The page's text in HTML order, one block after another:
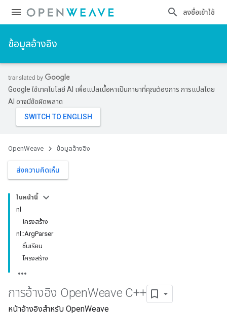
ลงชื่อเข้าใช้
ข้อมูลอ้างอิง
Google ใช้เทคโนโลยี AI เพื่อแปลเนื้อหาเป็นภาษาที่คุณต้องการ การแปลโดย
AI อาจมีข้อผิดพลาด
OpenWeave ข้อมูลอ้างอิง
ส่งความคิดเห็น
ในหน้านี้
nl
โครงสร้าง
nl::ArgParser
ชั้นเรียน
โครงสร้าง
การอ้างอิง OpenWeave C++
หน้าอ้างอิงสําหรับ OpenWeave